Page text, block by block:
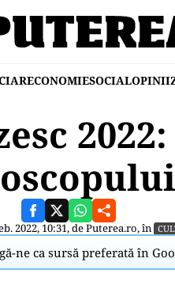
ECONOMIESOCIALOPINII
2022, 10:31, dePuterea.ro, în
ne ca sursă preferată în